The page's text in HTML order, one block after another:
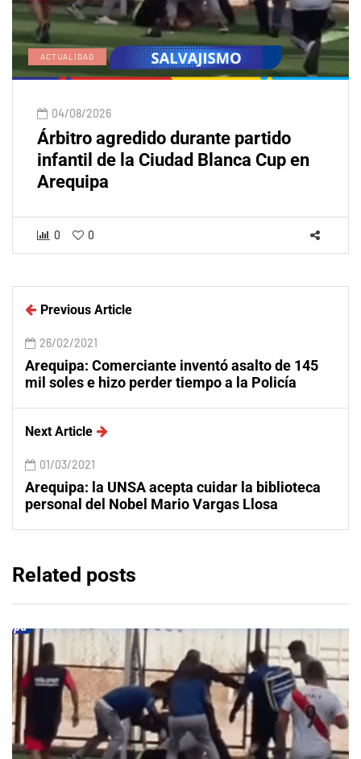
ACTUALIDAD
04/08/2026
Árbitro agredido durante partido
infantil de la Ciudad Blanca Cup en
Arequipa
0 0
Previous Article
26/02/2021
Arequipa: Comerciante inventó asalto de 145
mil soles e hizo perder tiempo a la Policía
Next Article
01/03/2021
Arequipa: la UNSA acepta cuidar la biblioteca
personal del Nobel Mario Vargas Llosa
Related posts